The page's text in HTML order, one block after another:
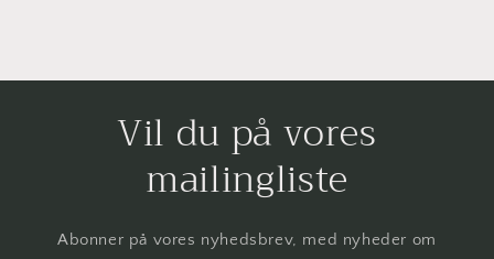
Vil du på vores
mailingliste
Abonner på vores nyhedsbrev, med nyheder om